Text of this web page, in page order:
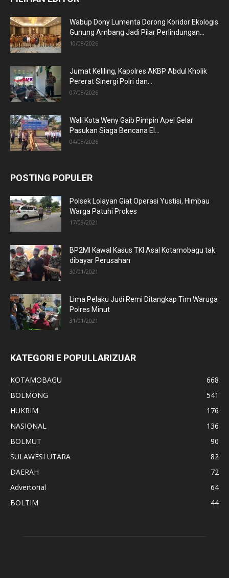
Wabup Dony Lumenta Dorong Koridor Ekologis
Gunung Ambang Jadi Pilar Perlindungan...
10/08/2026
Jumat Keliling, Kapolres AKBP Abdul Kholik
Pererat Sinergi Polri dan...
07/08/2026
Wali Kota Weny Gaib Pimpin Apel Gelar
Pasukan Siaga Bencana El...
04/08/2026
POSTING POPULER
Polsek Lolayan Giat Operasi Yustisi, Himbau
Warga Patuhi Prokes
17/09/2021
BP2MI Kawal Kasus TKI Asal Kotamobagu tak
dibayar Perusahan
30/01/2021
Lima Pelaku Judi Remi Ditangkap Tim Waruga
Polres Minut
31/01/2021
KATEGORI E POPULLARIZUAR
KOTAMOBAGU
668
BOLMONG
541
HUKRIM
176
NASIONAL
136
BOLMUT
90
SULAWESI UTARA
82
DAERAH
72
Advertorial
64
BOLTIM
44